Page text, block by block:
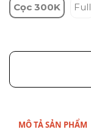
Cọc 300K Full
MÔ TẢ SẢN PHẨM